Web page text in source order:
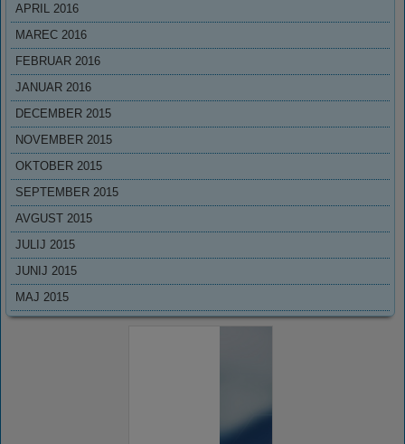
APRIL 2016
MAREC 2016
FEBRUAR 2016
JANUAR 2016
DECEMBER 2015
NOVEMBER 2015
OKTOBER 2015
SEPTEMBER 2015
AVGUST 2015
JULIJ 2015
JUNIJ 2015
MAJ 2015